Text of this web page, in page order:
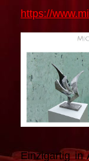
https://
Einzigartig in